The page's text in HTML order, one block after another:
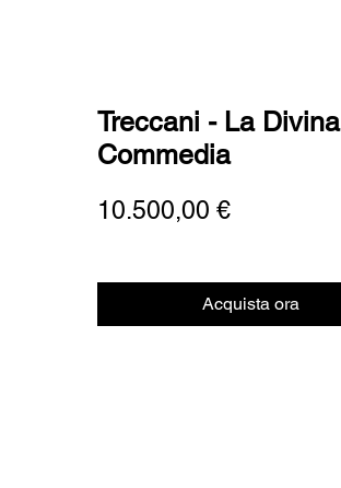
Treccani - La Divina
Commedia
10.500,00 €Prezzo
Acquista ora